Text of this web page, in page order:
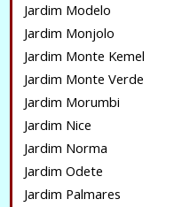
Jardim Modelo
Jardim Monjolo
Jardim Monte Kemel
Jardim Monte Verde
Jardim Morumbi
Jardim Nice
Jardim Norma
Jardim Odete
Jardim Palmares